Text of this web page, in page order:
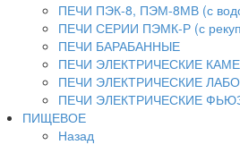
ПЕЧИ ПЭК-8, ПЭМ-8МВ (с
ПЕЧИ СЕРИИ ПЭМК-Р (с
ПЕЧИ БАРАБАННЫЕ
ПЕЧИ ЭЛЕКТРИЧЕСКИЕ
ПЕЧИ ЭЛЕКТРИЧЕСКИЕ
ПЕЧИ ЭЛЕКТРИЧЕСКИЕ
ПИЩЕВОЕ
Назад